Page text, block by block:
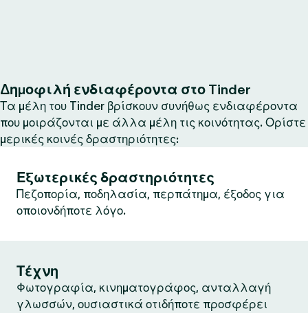
Δημοφιλή ενδιαφέροντα στο Tinder
Τα μέλη του Tinder βρίσκουν συνήθως ενδιαφέροντα
που μοιράζονται με άλλα μέλη τις κοινότητας. Ορίστε
μερικές κοινές δραστηριότητες:
Εξωτερικές δραστηριότητες
Πεζοπορία, ποδηλασία, περπάτημα, έξοδος για
οποιονδήποτε λόγο.
Τέχνη
Φωτογραφία, κινηματογράφος, ανταλλαγή
γλωσσών, ουσιαστικά οτιδήποτε προσφέρει